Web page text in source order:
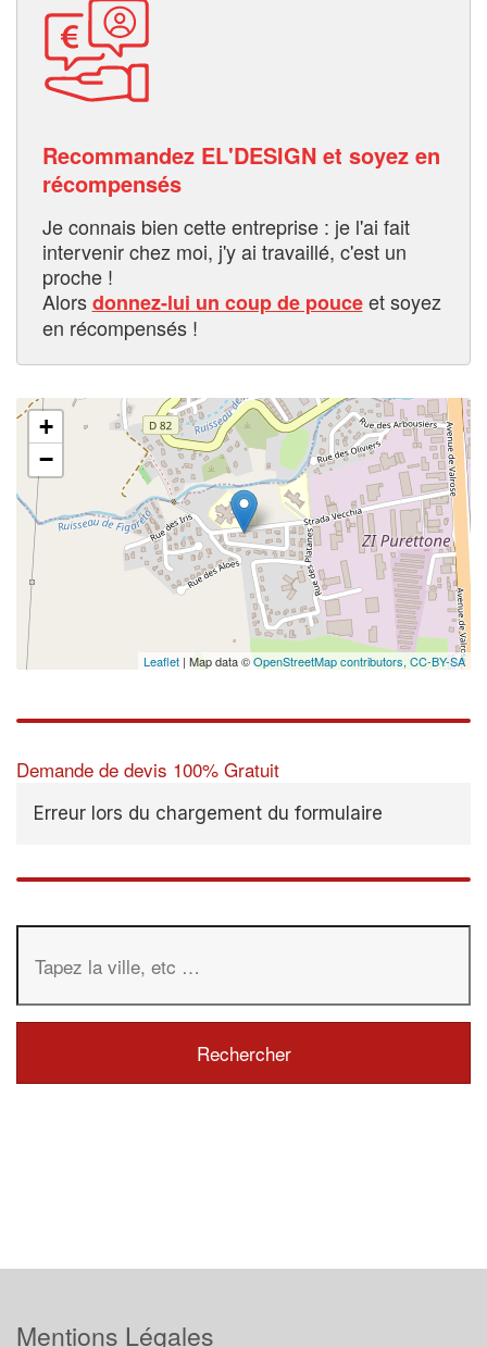
Recommandez EL'DESIGN et soyez en
récompensés
Je connais bien cette entreprise : je l'ai fait
intervenir chez moi, j'y ai travaillé, c'est un
proche !
Alorsdonnez-lui un coup de pouceet soyez
en récompensés !
+
−
Leaflet | Map data ©OpenStreetMap contributors, CC-BY-SA
Demande de devis 100% Gratuit
Erreur lors du chargement du formulaire
Mentions Légales